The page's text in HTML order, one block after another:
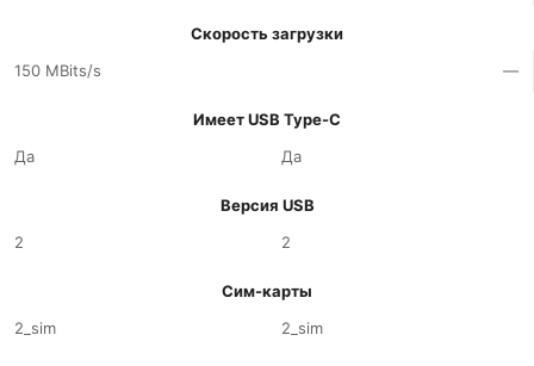
Скорость загрузки
150 MBits/s
—
Имеет USB Type-C
Да
Да
Версия USB
2
2
Сим-карты
2_sim
2_sim